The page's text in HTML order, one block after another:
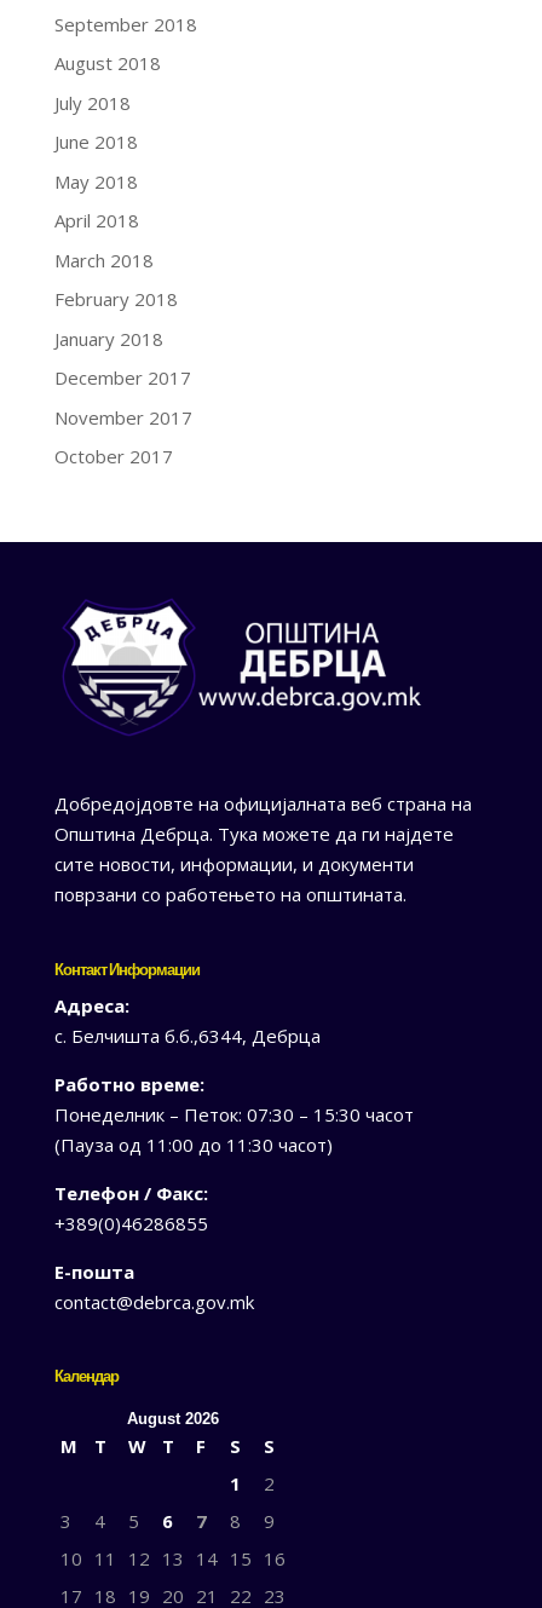
September 2018
August 2018
July 2018
June 2018
May 2018
April 2018
March 2018
February 2018
January 2018
December 2017
November 2017
October 2017
Добредојдовте на официјалната веб страна на
Општина Дебрца. Тука можете да ги најдете
сите новости, информации, и документи
поврзани со работењето на општината.
Контакт Информации
Адреса:
с. Белчишта б.б.,6344, Дебрца
Работно време:
Понеделник – Петок: 07:30 – 15:30 часот
(Пауза од 11:00 до 11:30 часот)
Телефон / Факс:
+389(0)46286855
Е-пошта
contact@debrca.gov.mk
Календар
August 2026
M T W T F S
S
1
2
3
4 5 6 7 8
9
10 11 12 13 14 15 16
17 18 19 20 21 22 23